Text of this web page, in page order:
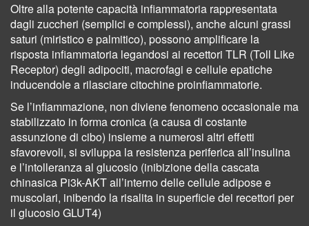
Oltre alla potente capacità infiammatoria rappresentata
dagli zuccheri (semplici e complessi), anche alcuni grassi
saturi (miristico e palmitico), possono amplificare la
risposta infiammatoria legandosi ai recettori TLR (Toll Like
Receptor) degli adipociti, macrofagi e cellule epatiche
inducendole a rilasciare citochine proinfiammatorie.
Se l’infiammazione, non diviene fenomeno occasionale ma
stabilizzato in forma cronica (a causa di costante
assunzione di cibo) insieme a numerosi altri effetti
sfavorevoli, si sviluppa la resistenza periferica all’insulina
e l’intolleranza al glucosio (inibizione della cascata
chinasica Pi3k-AKT all’interno delle cellule adipose e
muscolari, inibendo la risalita in superficie dei recettori per
il glucosio GLUT4)